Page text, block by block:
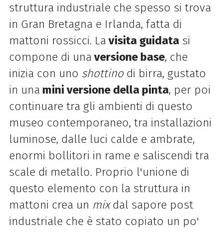
struttura industriale che spesso si trova
in Gran Bretagna e Irlanda, fatta di
mattoni rossicci. La visita guidatasi
compone di una versione base, che
inizia con uno shottinodi birra, gustato
in una mini versione della pinta, per poi
continuare tra gli ambienti di questo
museo contemporaneo, tra installazioni
luminose, dalle luci calde e ambrate,
enormi bollitori in rame e saliscendi tra
scale di metallo. Proprio l'unione di
questo elemento con la struttura in
mattoni crea un mixdal sapore post
industriale che è stato copiato un po'